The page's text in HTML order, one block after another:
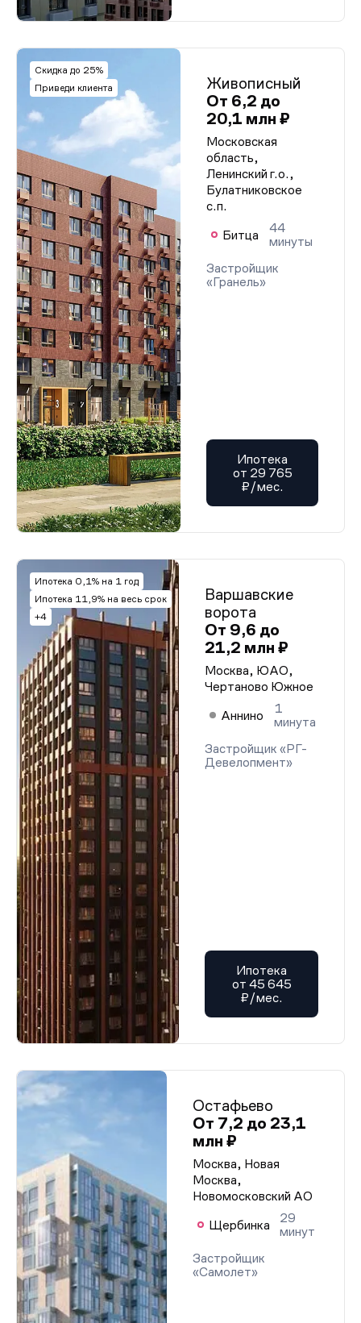
Скидка до 25%
Приведи клиента
Живописный
От 6,2 до
20,1 млн ₽
Московская
область,
Ленинский г.о.,
Булатниковское
с.п.
Битца
44
минуты
Застройщик
«Гранель»
Ипотека
от 29 765
₽/мес.
Ипотека 0,1% на 1 год
Ипотека 11,9% на весь срок
+4
Варшавские
ворота
От 9,6 до
21,2 млн ₽
Москва, ЮАО,
Чертаново Южное
Аннино
1
минута
Застройщик «РГ-
Девелопмент»
Ипотека
от 45 645
₽/мес.
Остафьево
От 7,2 до 23,1
млн ₽
Москва, Новая
Москва,
Новомосковский АО
Щербинка
29
минут
Застройщик
«Самолет»